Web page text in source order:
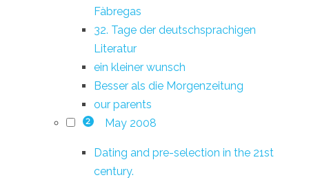
Fàbregas
32. Tage der deutschsprachigen
Literatur
ein kleiner wunsch
Besser als die Morgenzeitung
our parents
2 May 2008
Dating and pre-selection in the 21st
century.